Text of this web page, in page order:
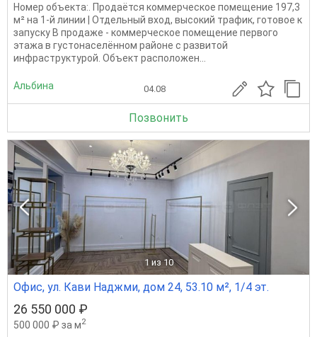
Номер объекта:. Продаётся коммерческое помещение 197,3
м² на 1-й линии | Отдельный вход, высокий трафик, готовое к
запуску В продаже - коммерческое помещение первого
этажа в густонаселённом районе с развитой
инфраструктурой. Объект расположен...
Альбина 04.08
Позвонить
1 из 10
Офис, ул. Кави Наджми, дом 24, 53.10 м², 1/4 эт.
26 550 000 ₽
500 000 ₽ за м2